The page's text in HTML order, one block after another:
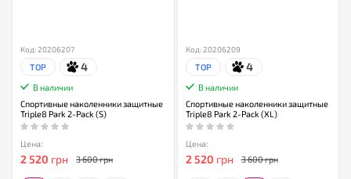
Код: 20206207
TOP 4
В наличии
Спортивные наколенники защитные
Triple8 Park 2-Pack (S)
Цена:
2 520 грн 3 600 грн
Код: 20206209
TOP 4
В наличии
Спортивные наколенники защитные
Triple8 Park 2-Pack (XL)
Цена:
2 520 грн 3 600 грн